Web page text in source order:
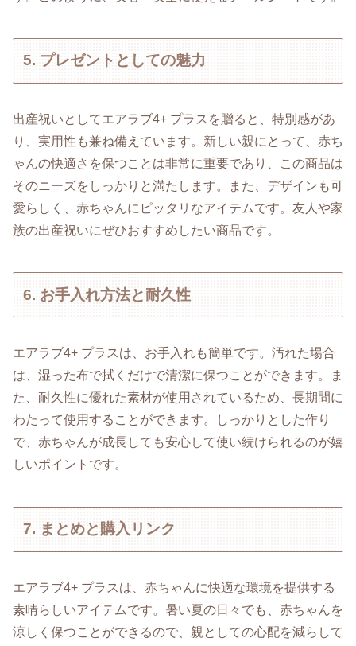
5. プレゼントとしての魅力
出産祝いとしてエアラブ4+ プラスを贈ると、特別感があ
り、実用性も兼ね備えています。新しい親にとって、赤ち
ゃんの快適さを保つことは非常に重要であり、この商品は
そのニーズをしっかりと満たします。また、デザインも可
愛らしく、赤ちゃんにピッタリなアイテムです。友人や家
族の出産祝いにぜひおすすめしたい商品です。
6. お手入れ方法と耐久性
エアラブ4+ プラスは、お手入れも簡単です。汚れた場合
は、湿った布で拭くだけで清潔に保つことができます。ま
た、耐久性に優れた素材が使用されているため、長期間に
わたって使用することができます。しっかりとした作り
で、赤ちゃんが成長しても安心して使い続けられるのが嬉
しいポイントです。
7. まとめと購入リンク
エアラブ4+ プラスは、赤ちゃんに快適な環境を提供する
素晴らしいアイテムです。暑い夏の日々でも、赤ちゃんを
涼しく保つことができるので、親としての心配を減らして